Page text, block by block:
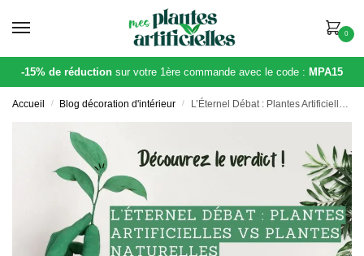
0
-15% de réduction sur votre 1ère commande avec le code : MPA15
Accueil / Blog décoration d'intérieur / L’Éternel Débat : Plantes Artificielles vs Plantes Naturelles